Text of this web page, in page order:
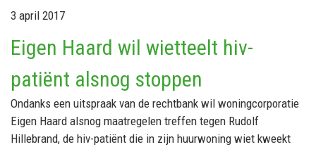
3 april 2017
Eigen Haard wil wietteelt hiv-
patiënt alsnog stoppen
Ondanks een uitspraak van de rechtbank wil woningcorporatie
Eigen Haard alsnog maatregelen treffen tegen Rudolf
Hillebrand, de hiv-patiënt die in zijn huurwoning wiet kweekt